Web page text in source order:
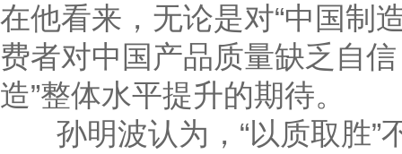
在他看来，无论是对“中国制
费者对中国产品质量缺乏自
造”整体水平提升的期待。
孙明波认为，“以质取胜”